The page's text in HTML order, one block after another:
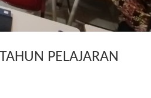
PELAJARAN